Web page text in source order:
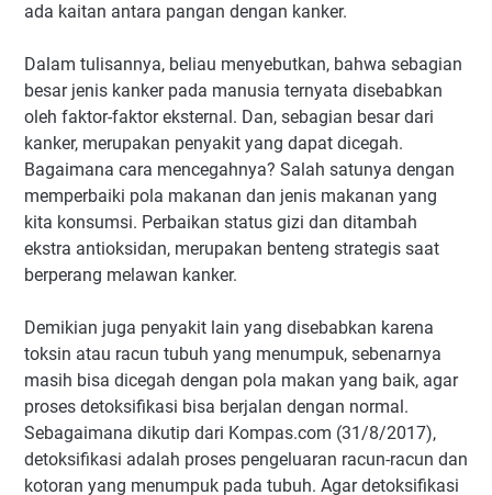
ada kaitan antara pangan dengan kanker.
Dalam tulisannya, beliau menyebutkan, bahwa sebagian
besar jenis kanker pada manusia ternyata disebabkan
oleh faktor-faktor eksternal. Dan, sebagian besar dari
kanker, merupakan penyakit yang dapat dicegah.
Bagaimana cara mencegahnya? Salah satunya dengan
memperbaiki pola makanan dan jenis makanan yang
kita konsumsi. Perbaikan status gizi dan ditambah
ekstra antioksidan, merupakan benteng strategis saat
berperang melawan kanker.
Demikian juga penyakit lain yang disebabkan karena
toksin atau racun tubuh yang menumpuk, sebenarnya
masih bisa dicegah dengan pola makan yang baik, agar
proses detoksifikasi bisa berjalan dengan normal.
Sebagaimana dikutip dari Kompas.com (31/8/2017),
detoksifikasi adalah proses pengeluaran racun-racun dan
kotoran yang menumpuk pada tubuh. Agar detoksifikasi